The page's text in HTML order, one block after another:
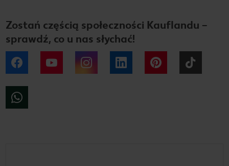
Zostań częścią społeczności Kauflandu –
sprawdź, co u nas słychać!
Facebook YouTube Instagram LinkedIn Pinterest